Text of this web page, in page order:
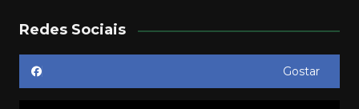
Redes Sociais
Gostar